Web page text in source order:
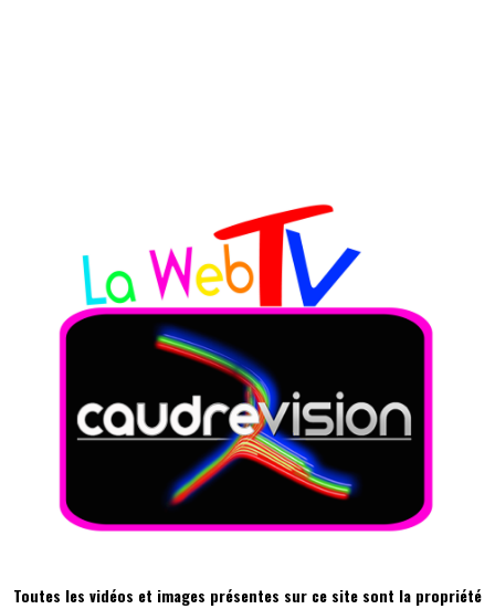
Toutes les vidéos et images présentes sur ce site sont la propriété